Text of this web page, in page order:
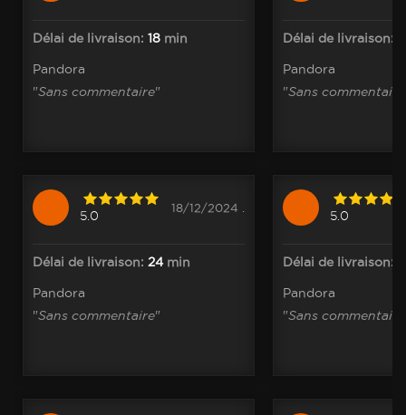
Délai de livraison: 18 min
Pandora
"Sans commentaire"
5.0
18/12/2024 .
Délai de livraison: 24min
Pandora
"Sans commentaire"
Délai de livraison:
Pandora
"Sans commentaire
5.0
Délai de livraison:
Pandora
"Sans commentaire